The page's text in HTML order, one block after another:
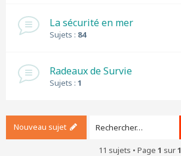
La sécurité en mer
Sujets : 84
Radeaux de Survie
Sujets : 1
Nouveau sujet
11 sujets • Page 1 sur1